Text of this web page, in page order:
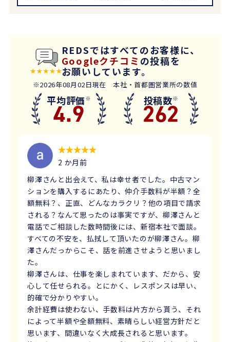
REDSではすべてのお客様に、
Googleクチコミ の投稿を
お願いしています。
※2026年08月02日現在 本社・首都圏営業所の数値
平均評価※
4.9 投稿数※
262
2 か月前
柳澤さんと出会えて、私は幸せ者でした。中古マン
ションを購入するにあたり、仲介手数料が半額？全
額無料？、正直、どんなカラクリ？他の項目で請求
される？なんて思ったのは事実ですが、柳澤さんと
電話でご相談した数時間後には、新宿本社で面談。
すべての不安を、払拭して頂いたのが柳澤さん。柳
澤さんだっからこそ、話を前進させようと思いまし
た。
柳澤さんは、仕事を楽しまれています、だから、安
心して任せられる。とにかく、レスポンスは早い、
的確で分かりやすい。
余計経費は使わない、手数料は片方から貰う、それ
によって半額や全額無料、素晴らしい経営方針だと
思います、間違いなく大成長されると思います。